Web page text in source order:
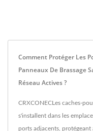
Comment Protéger Les
Panneaux De Brassage
Réseau Actives ?
CRXCONECLes caches-
s'installent dans les
ports adjacents,